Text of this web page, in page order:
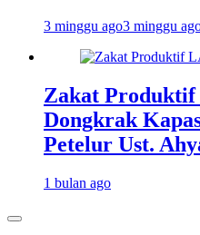
3 minggu ago3 minggu
Zakat
Dongkrak
Petelur Ust.
1 bulan ago